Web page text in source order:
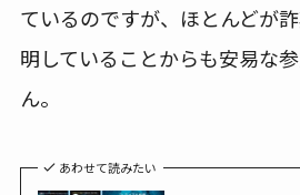
ているのですが、ほとんどが
明していることからも安易な
ん。
あわせて読みたい